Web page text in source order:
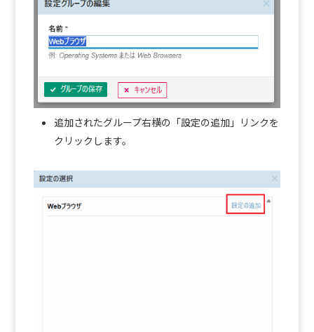
追加されたグループ右横の「設定の追加」リンクを
クリックします。